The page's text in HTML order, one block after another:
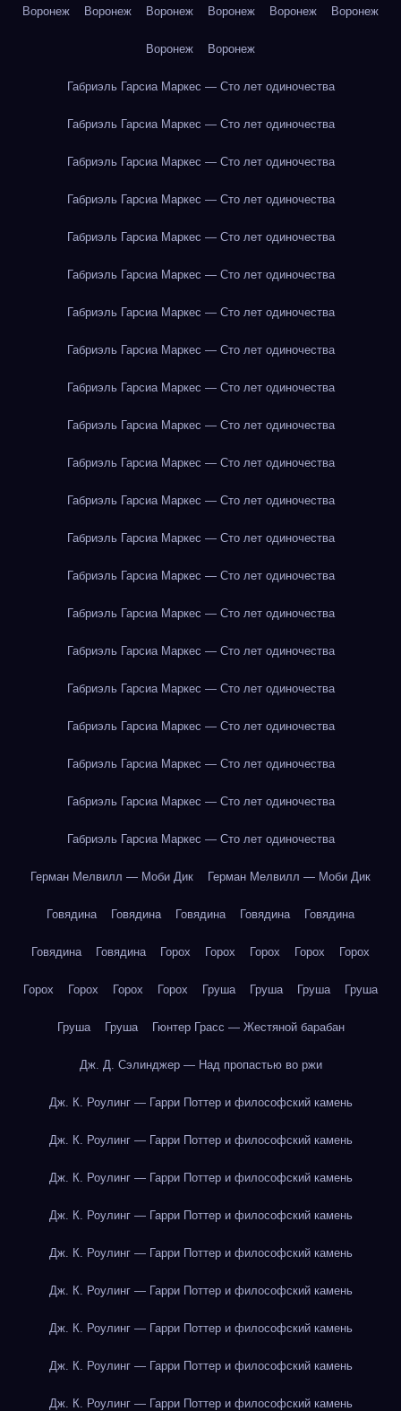
Воронеж Воронеж Воронеж Воронеж Воронеж Воронеж
Воронеж Воронеж
Габриэль Гарсиа Маркес — Сто лет одиночества
Габриэль Гарсиа Маркес — Сто лет одиночества
Габриэль Гарсиа Маркес — Сто лет одиночества
Габриэль Гарсиа Маркес — Сто лет одиночества
Габриэль Гарсиа Маркес — Сто лет одиночества
Габриэль Гарсиа Маркес — Сто лет одиночества
Габриэль Гарсиа Маркес — Сто лет одиночества
Габриэль Гарсиа Маркес — Сто лет одиночества
Габриэль Гарсиа Маркес — Сто лет одиночества
Габриэль Гарсиа Маркес — Сто лет одиночества
Габриэль Гарсиа Маркес — Сто лет одиночества
Габриэль Гарсиа Маркес — Сто лет одиночества
Габриэль Гарсиа Маркес — Сто лет одиночества
Габриэль Гарсиа Маркес — Сто лет одиночества
Габриэль Гарсиа Маркес — Сто лет одиночества
Габриэль Гарсиа Маркес — Сто лет одиночества
Габриэль Гарсиа Маркес — Сто лет одиночества
Габриэль Гарсиа Маркес — Сто лет одиночества
Габриэль Гарсиа Маркес — Сто лет одиночества
Габриэль Гарсиа Маркес — Сто лет одиночества
Габриэль Гарсиа Маркес — Сто лет одиночества
Герман Мелвилл — Моби Дик Герман Мелвилл — Моби Дик
Говядина Говядина Говядина Говядина Говядина
Говядина Говядина Горох Горох Горох Горох Горох
Горох Горох Горох Горох Груша Груша Груша Груша
Груша Груша Гюнтер Грасс — Жестяной барабан
Дж. Д. Сэлинджер — Над пропастью во ржи
Дж. К. Роулинг — Гарри Поттер и философский камень
Дж. К. Роулинг — Гарри Поттер и философский камень
Дж. К. Роулинг — Гарри Поттер и философский камень
Дж. К. Роулинг — Гарри Поттер и философский камень
Дж. К. Роулинг — Гарри Поттер и философский камень
Дж. К. Роулинг — Гарри Поттер и философский камень
Дж. К. Роулинг — Гарри Поттер и философский камень
Дж. К. Роулинг — Гарри Поттер и философский камень
Дж. К. Роулинг — Гарри Поттер и философский камень